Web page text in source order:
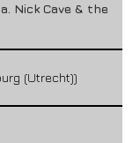
Nick Cave & the
(Utrecht))